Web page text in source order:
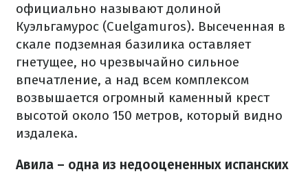
официально называют долиной
Куэльгамурос (Cuelgamuros). Высеченная в
скале подземная базилика оставляет
гнетущее, но чрезвычайно сильное
впечатление, а над всем комплексом
возвышается огромный каменный крест
высотой около 150 метров, который видно
издалека.
Авила – одна из недооцененных испанских